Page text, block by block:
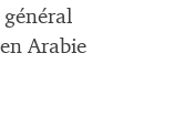
général
Arabie